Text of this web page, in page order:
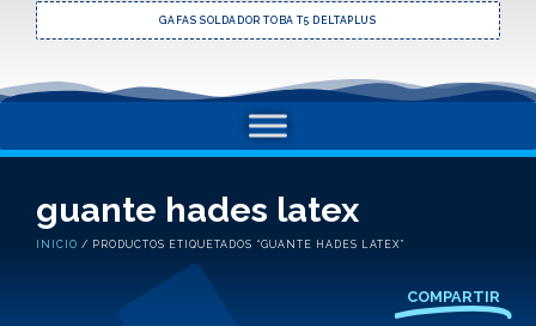
GAFAS SOLDADOR TOBA T5 DELTAPLUS
guante hades latex
INICIO / PRODUCTOS ETIQUETADOS “GUANTE HADES LATEX”
COMPARTIR